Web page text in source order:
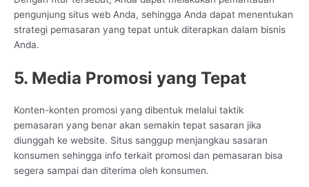
pengunjung situs web Anda, sehingga Anda dapat menentukan
strategi pemasaran yang tepat untuk diterapkan dalam bisnis
Anda.
5. Media Promosi yang Tepat
Konten-konten promosi yang dibentuk melalui taktik
pemasaran yang benar akan semakin tepat sasaran jika
diunggah ke website. Situs sanggup menjangkau sasaran
konsumen sehingga info terkait promosi dan pemasaran bisa
segera sampai dan diterima oleh konsumen.